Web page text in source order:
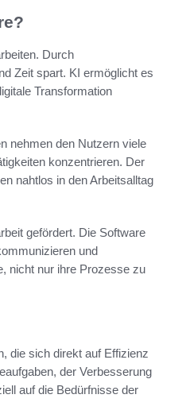
Durch
Zeit spart. KI ermöglicht es
Transformation
nehmen den Nutzern viele
konzentrieren. Der
nahtlos in den Arbeitsalltag
gefördert. Die Software
und
nicht nur ihre Prozesse zu
die sich direkt auf Effizienz
der Verbesserung
auf die Bedürfnisse der